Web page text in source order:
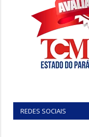
REDES SOCIAIS